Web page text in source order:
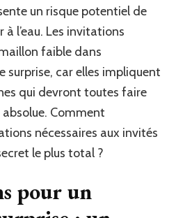
un risque potentiel de
l’eau. Les invitations
faible dans
surprise, car elles impliquent
qui devront toutes faire
absolue. Comment
nécessaires aux invités
le plus total ?
pour un